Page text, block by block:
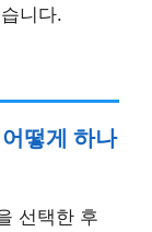
니다.
떻게 하나
선택한 후